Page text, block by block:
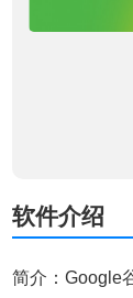
软件介绍
简介：Google